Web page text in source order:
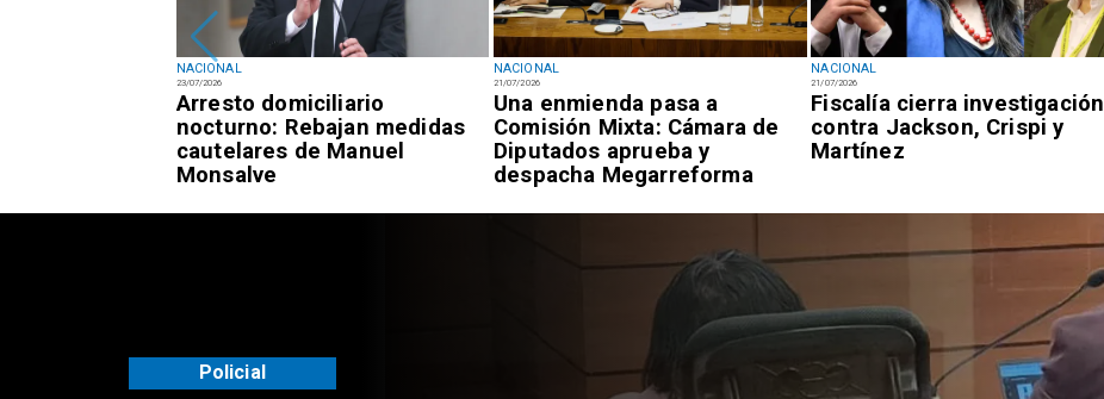
NACIONAL
23/07/2026
Arresto domiciliario
nocturno: Rebajan medidas
cautelares de Manuel
Monsalve
NACIONAL
21/07/2026
Una enmienda pasa a
Comisión Mixta: Cámara de
Diputados aprueba y
despacha Megarreforma
NACIONAL
21/07/2026
Fiscalía cierra investigación
contra Jackson, Crispi y
Martínez
Policial